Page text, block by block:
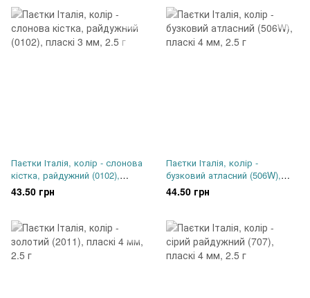
Паєтки Італія, колір - слонова
кістка, райдужний (0102),
пласкі 3 мм, 2.5 г
43.50 грн
Паєтки Італія, колір -
бузковий атласний (506W),
пласкі 4 мм, 2.5 г
44.50 грн